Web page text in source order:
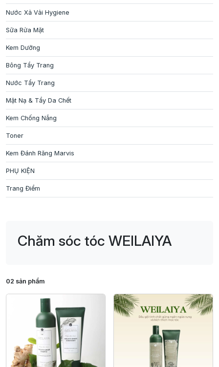
Nước Xả Vải Hygiene
Sữa Rửa Mặt
Kem Dưỡng
Bông Tẩy Trang
Nước Tẩy Trang
Mặt Nạ & Tẩy Da Chết
Kem Chống Nắng
Toner
Kem Đánh Răng Marvis
PHỤ KIỆN
Trang Điểm
Chăm sóc tóc WEILAIYA
02 sản phẩm